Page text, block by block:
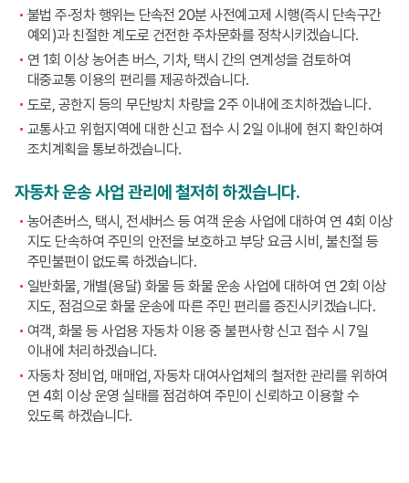
불법 주·정차 행위는 단속전 20분 사전예고제 시행(즉시 단속구간
예외)과 친절한 계도로 건전한 주차문화를 정착시키겠습니다.
연 1회 이상 농어촌 버스, 기차, 택시 간의 연계성을 검토하여
대중교통 이용의 편리를 제공하겠습니다.
도로, 공한지 등의 무단방치 차량을 2주 이내에 조치하겠습니다.
교통사고 위험지역에 대한 신고 접수 시 2일 이내에 현지 확인하여
조치계획을 통보하겠습니다.
자동차 운송 사업 관리에 철저히 하겠습니다.
농어촌버스, 택시, 전세버스 등 여객 운송 사업에 대하여 연 4회 이상
지도 단속하여 주민의 안전을 보호하고 부당 요금 시비, 불친절 등
주민불편이 없도록 하겠습니다.
일반화물, 개별(용달) 화물 등 화물 운송 사업에 대하여 연 2회 이상
지도, 점검으로 화물 운송에 따른 주민 편리를 증진시키겠습니다.
여객, 화물 등 사업용 자동차 이용 중 불편사항 신고 접수 시 7일
이내에 처리하겠습니다.
자동차 정비업, 매매업, 자동차 대여사업체의 철저한 관리를 위하여
연 4회 이상 운영 실태를 점검하여 주민이 신뢰하고 이용할 수
있도록 하겠습니다.